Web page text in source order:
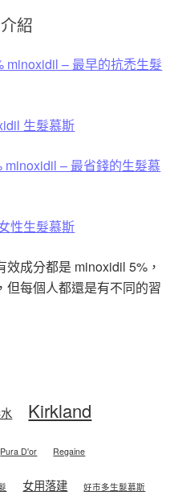
紹
minoxidil – 最早的抗禿生髮
生髮慕斯
– 最省錢的生髮慕
性生髮慕斯
成分都是 minoxidil 5%，
但每個人都還是有不同的習
Kirkland
Pura D'or Regaine
女用落建 好市多生髮慕斯